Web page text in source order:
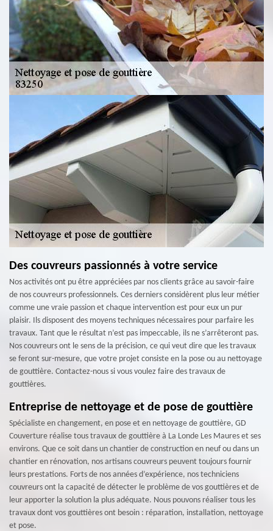
Des couvreurs passionnés à votre service
Nos activités ont pu être appréciées par nos clients grâce au savoir-faire
de nos couvreurs professionnels. Ces derniers considèrent plus leur métier
comme une vraie passion et chaque intervention est pour eux un pur
plaisir. Ils disposent des moyens techniques nécessaires pour parfaire les
travaux. Tant que le résultat n’est pas impeccable, ils ne s’arrêteront pas.
Nos couvreurs ont le sens de la précision, ce qui veut dire que les travaux
se feront sur-mesure, que votre projet consiste en la pose ou au nettoyage
de gouttière. Contactez-nous si vous voulez faire des travaux de
gouttières.
Entreprise de nettoyage et de pose de gouttière
Spécialiste en changement, en pose et en nettoyage de gouttière, GD
Couverture réalise tous travaux de gouttière à La Londe Les Maures et ses
environs. Que ce soit dans un chantier de construction en neuf ou dans un
chantier en rénovation, nos artisans couvreurs peuvent toujours fournir
leurs prestations. Forts de nos années d’expérience, nos techniciens
couvreurs ont la capacité de détecter le problème de vos gouttières et de
leur apporter la solution la plus adéquate. Nous pouvons réaliser tous les
travaux dont vos gouttières ont besoin : réparation, installation, nettoyage
et pose.